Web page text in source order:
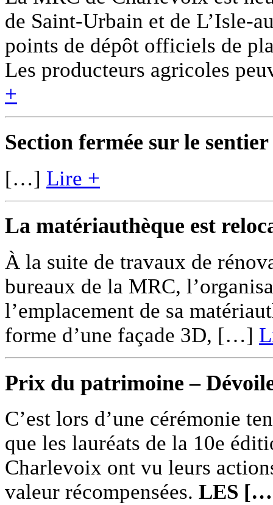
de Saint-Urbain et de L’Isle-
points de dépôt officiels de
Les producteurs agricoles
+
Section fermée sur le
[…] Lire +
La matériauthèque est
À la suite de travaux de
bureaux de la MRC,
l’emplacement de sa
forme d’une façade 3D, […]
Prix du patrimoine –
C’est lors d’une cérémonie
que les lauréats de la 10e
Charlevoix ont vu leurs
valeur récompensées. LES